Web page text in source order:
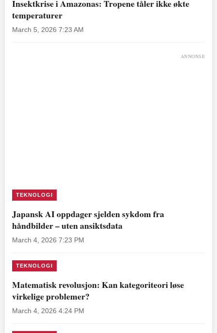
Insektkrise i Amazonas: Tropene tåler ikke økte
temperaturer
March 5, 2026 7:23 AM
ANNONSE
TEKNOLOGI
Japansk AI oppdager sjelden sykdom fra
håndbilder – uten ansiktsdata
March 4, 2026 7:23 PM
TEKNOLOGI
Matematisk revolusjon: Kan kategoriteori løse
virkelige problemer?
March 4, 2026 4:24 PM